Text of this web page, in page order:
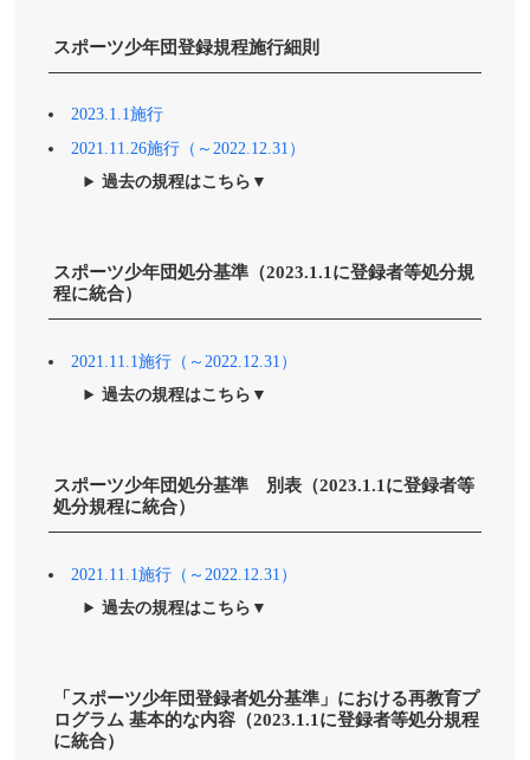
スポーツ少年団登録規程施行細則
2023.1.1施行
2021.11.26施行（～2022.12.31）
過去の規程はこちら▼
スポーツ少年団処分基準（2023.1.1に登録者等処分規
程に統合）
2021.11.1施行（～2022.12.31）
過去の規程はこちら▼
スポーツ少年団処分基準 別表（2023.1.1に登録者等
処分規程に統合）
2021.11.1施行（～2022.12.31）
過去の規程はこちら▼
「スポーツ少年団登録者処分基準」における再教育プ
ログラム 基本的な内容（2023.1.1に登録者等処分規程
に統合）